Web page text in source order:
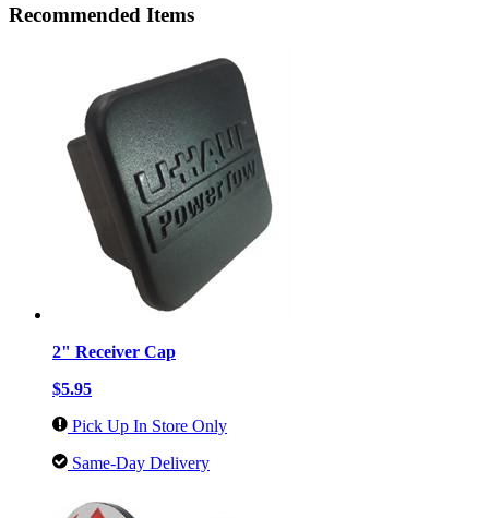
Recommended Items
2" Receiver Cap
$5.95
Pick Up In Store Only
Same-Day Delivery